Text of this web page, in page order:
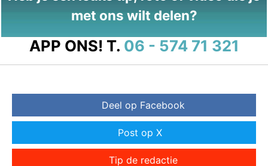
met ons wilt delen?
APP ONS! T. 06 - 574 71 321
Deel op Facebook
Post op X
Tip de redactie